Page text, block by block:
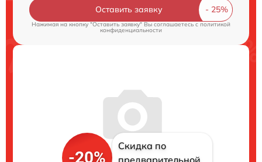
Оставить заявку
Нажимая на кнопку "Оставить заявку" Вы соглашаетесь cполитикой
конфиденциальности
-20%
Скидка по
предварительной